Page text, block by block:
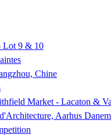
Lot 9 & 10
Chine
Market - Lacaton &
Aarhus